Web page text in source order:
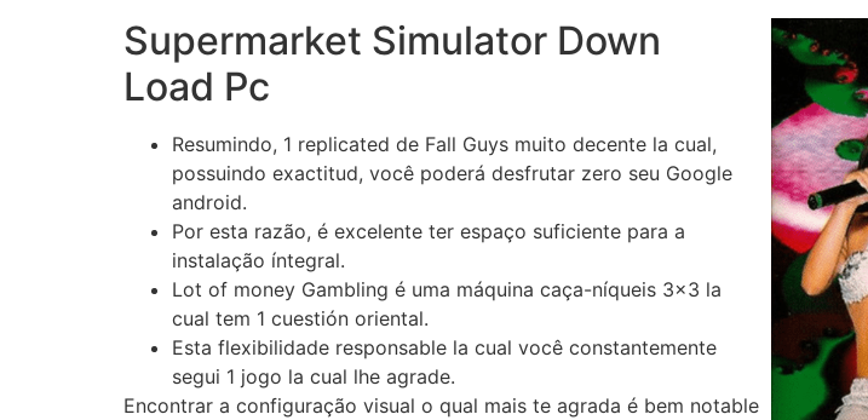
Supermarket Simulator Down
Load Pc
Resumindo, 1 replicated de Fall Guys muito decente la cual,
possuindo exactitud, você poderá desfrutar zero seu Google
android.
Por esta razão, é excelente ter espaço suficiente para a
instalação íntegral.
Lot of money Gambling é uma máquina caça-níqueis 3×3 la
cual tem 1 cuestión oriental.
Esta flexibilidade responsable la cual você constantemente
segui 1 jogo la cual lhe agrade.
Encontrar a configuração visual o qual mais te agrada é bem notable